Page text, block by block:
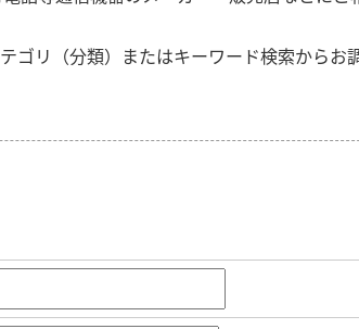
リ（分類）またはキーワード検索からお